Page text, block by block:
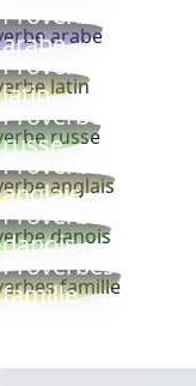
Proverbe
arabe
Proverbe
latin
Proverbe
russe
Proverbe
anglais
Proverbe
danois
Proverbes
famille